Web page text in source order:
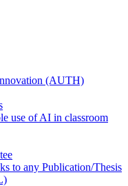
(AUTH)
use of AI in classroom
to any Publication/Thesis